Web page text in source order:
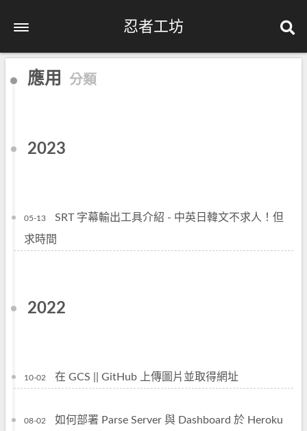
忍者工坊
應用 分類
2023
05-13
SRT 字幕輸出工具介紹 - 中英日韓文不求人！但
求時間
2022
10-02 在 GCS || GitHub 上傳圖片並取得網址
08-02
如何部署 Parse Server 與 Dashboard 於 Heroku